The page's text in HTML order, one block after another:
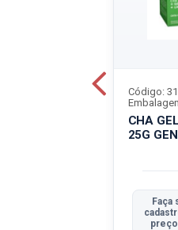
CHA
25G
Código:
Faça